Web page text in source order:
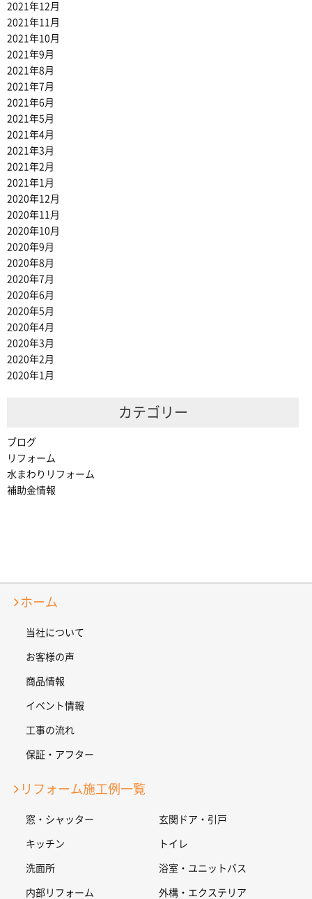
2021年12月
2021年11月
2021年10月
2021年9月
2021年8月
2021年7月
2021年6月
2021年5月
2021年4月
2021年3月
2021年2月
2021年1月
2020年12月
2020年11月
2020年10月
2020年9月
2020年8月
2020年7月
2020年6月
2020年5月
2020年4月
2020年3月
2020年2月
2020年1月
カテゴリー
ブログ
リフォーム
水まわりリフォーム
補助金情報
ホーム
当社について
お客様の声
商品情報
イベント情報
工事の流れ
保証・アフター
リフォーム施工例一覧
窓・シャッター 玄関ドア・引戸
キッチン トイレ
洗面所 浴室・ユニットバス
内部リフォーム 外構・エクステリア